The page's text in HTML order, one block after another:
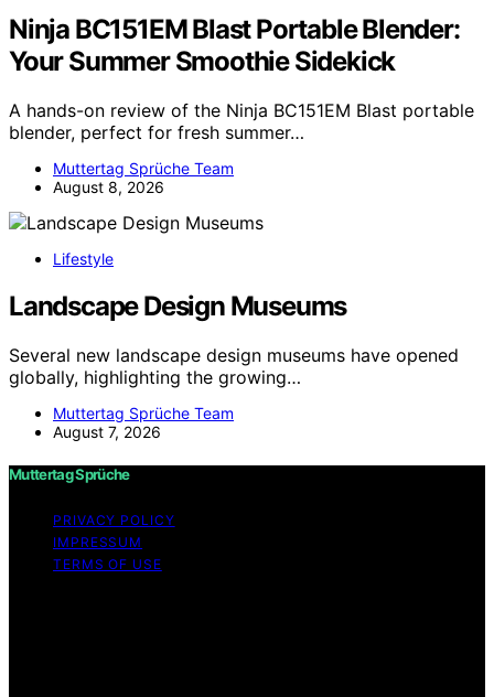
Ninja BC151EM Blast Portable Blender:
Your Summer Smoothie Sidekick
A hands-on review of the Ninja BC151EM Blast portable
blender, perfect for fresh summer…
Muttertag Sprüche Team
August 8, 2026
Lifestyle
Landscape Design Museums
Several new landscape design museums have opened
globally, highlighting the growing…
Muttertag Sprüche Team
August 7, 2026
Muttertag Sprüche
PRIVACY POLICY
IMPRESSUM
TERMS OF USE